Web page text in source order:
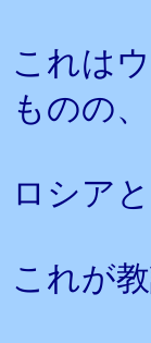
これは
ものの、
ロシア
これが教